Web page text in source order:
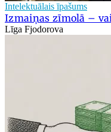
Intelektuālais īpašums
Izmaiņas zīmolā –
Līga Fjodorova